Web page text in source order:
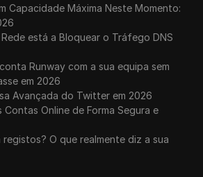
Capacidade Máxima Neste Momento:
está a Bloquear o Tráfego DNS
Runway com a sua equipa sem
em 2026
Avançada do Twitter em 2026
Contas Online de Forma Segura e
O que realmente diz a sua